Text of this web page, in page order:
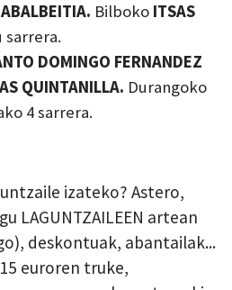
Bilboko ITSAS
sarrera.
DOMINGO FERNANDEZ
QUINTANILLA. Durangoko
4 sarrera.
izateko? Astero,
LAGUNTZAILEEN artean
deskontuak, abantailak...
euroren truke,